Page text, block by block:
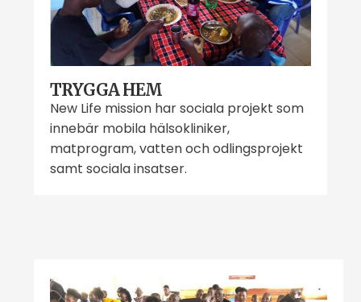
TRYGGA HEM
New Life mission har sociala projekt som
innebär mobila hälsokliniker,
matprogram, vatten och odlingsprojekt
samt sociala insatser.